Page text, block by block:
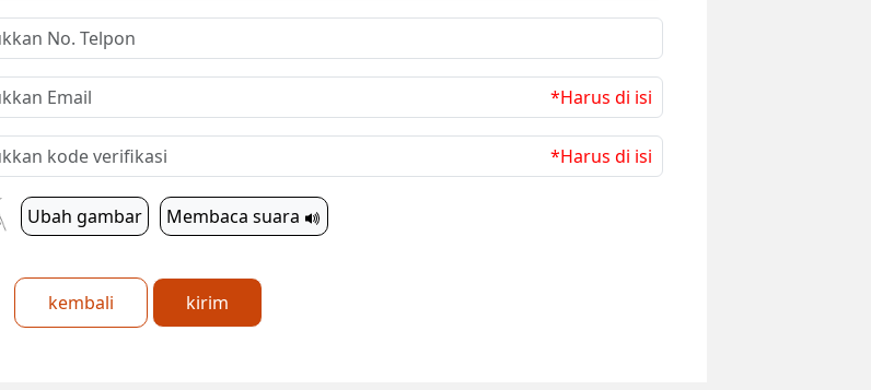
*Harus di isi
*Harus di isi
Ubah gambar Membaca suara
kembali kirim